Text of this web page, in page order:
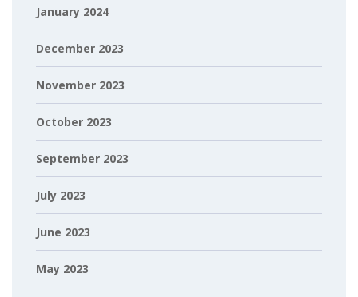
January 2024
December 2023
November 2023
October 2023
September 2023
July 2023
June 2023
May 2023